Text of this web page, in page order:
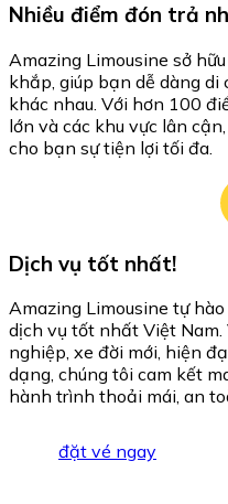
Nhiều điểm đón trả
Amazing Limousine sở
khắp, giúp bạn dễ dàng
khác nhau. Với hơn 100
lớn và các khu vực lân
cho bạn sự tiện lợi tối đa.
Dịch vụ tốt nhất!
Amazing Limousine tự
dịch vụ tốt nhất Việt
nghiệp, xe đời mới, hiện
dạng, chúng tôi cam kết
hành trình thoải mái, an
đặt vé ngay